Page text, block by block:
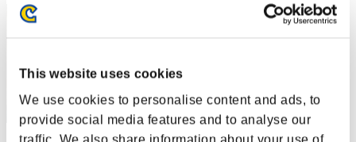
This website uses cookies
We use cookies to personalise content and ads, to
provide social media features and to analyse our
traffic. We also share information about your use of